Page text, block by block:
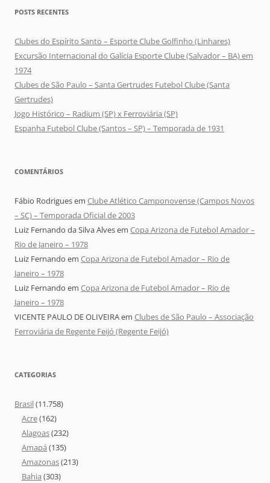
POSTS RECENTES
Clubes do Espírito Santo – Esporte Clube Golfinho (Linhares)
Excursão Internacional do Galícia Esporte Clube (Salvador – BA) em
1974
Clubes de São Paulo – Santa Gertrudes Futebol Clube (Santa
Gertrudes)
Jogo Histórico – Radium (SP) x Ferroviária (SP)
Espanha Futebol Clube (Santos – SP) – Temporada de 1931
COMENTÁRIOS
Fábio Rodriguesem Clube Atlético Camponovense (Campos Novos
– SC) – Temporada Oficial de 2003
Luiz Fernando da Silva Alvesem Copa Arizona de Futebol Amador –
Rio de Janeiro – 1978
Luiz Fernando em Copa Arizona de Futebol Amador – Rio de
Janeiro – 1978
Luiz Fernando em Copa Arizona de Futebol Amador – Rio de
Janeiro – 1978
VICENTE PAULO DE OLIVEIRAem Clubes de São Paulo – Associação
Ferroviária de Regente Feijó (Regente Feijó)
CATEGORIAS
Brasil(11.758)
Acre(162)
Alagoas(232)
Amapá (135)
Amazonas(213)
Bahia (303)